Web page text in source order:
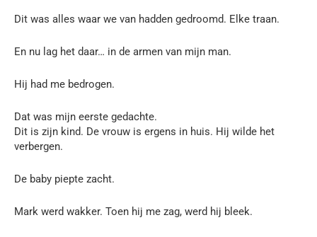
Dit was alles waar we van hadden gedroomd. Elke traan.
En nu lag het daar… in de armen van mijn man.
Hij had me bedrogen.
Dat was mijn eerste gedachte.
Dit is zijn kind. De vrouw is ergens in huis. Hij wilde het
verbergen.
De baby piepte zacht.
Mark werd wakker. Toen hij me zag, werd hij bleek.